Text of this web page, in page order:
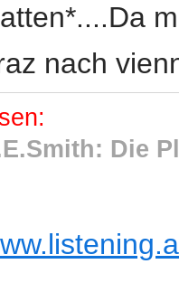
nach
Die